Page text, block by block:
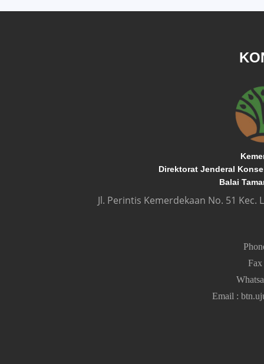
Direktorat Jenderal
Balai
Jl. Perintis Kemerdekaan No. 51
Fax
Email :